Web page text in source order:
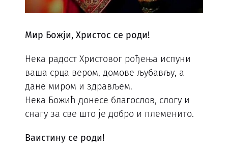
Мир Божји, Христос се роди!
Нека радост Христовог рођења испуни
ваша срца вером, домове љубављу, а
дане миром и здрављем.
Нека Божић донесе благослов, слогу и
снагу за све што је добро и племенито.
Ваистину се роди!